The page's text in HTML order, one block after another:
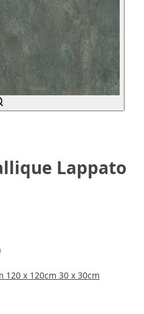
Lappato
120 x 120cm 30 x 30cm